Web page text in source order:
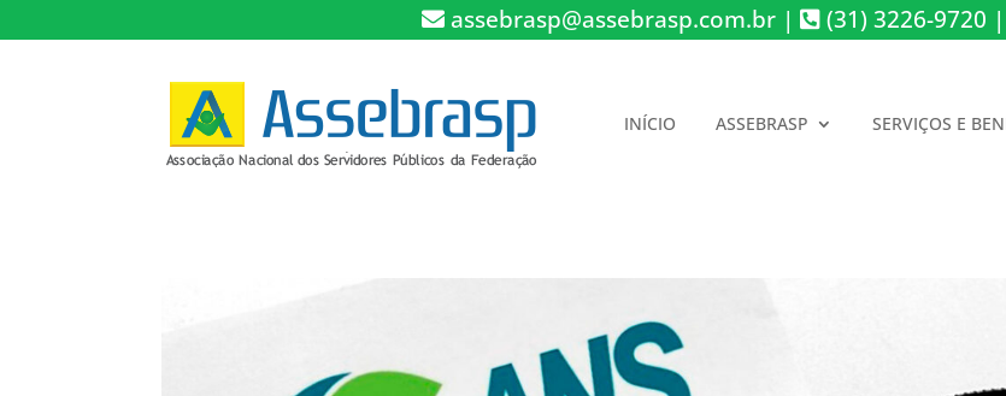
assebrasp@assebrasp.com.br | (31) 3226-9720 |
INÍCIO ASSEBRASP SERVIÇOS E